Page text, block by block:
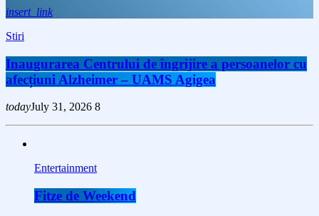
insert_link
Stiri
Inaugurarea Centrului de îngrijire a persoanelor cu
afecțiuni Alzheimer – UAMS Agigea
todayJuly 31, 2026 8
Entertainment
Fitze de Weekend